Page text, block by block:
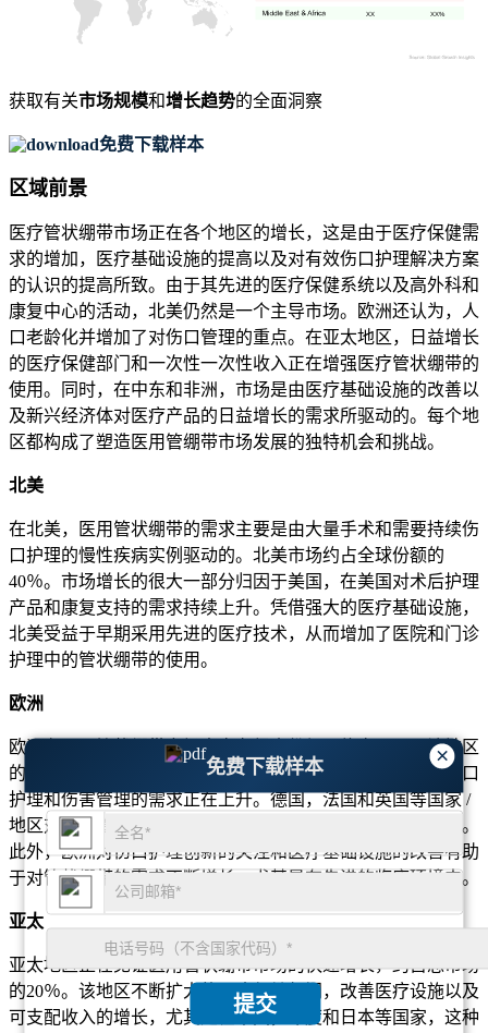
×
免费下载样本
提交
XX%
XX
获取有关市场规模和增长趋势的全面洞察
免费下载样本
区域前景
医疗管状绷带市场正在各个地区的增长，这是由于医疗保健需
求的增加，医疗基础设施的提高以及对有效伤口护理解决方案
的认识的提高所致。由于其先进的医疗保健系统以及高外科和
康复中心的活动，北美仍然是一个主导市场。欧洲还认为，人
口老龄化并增加了对伤口管理的重点。在亚太地区，日益增长
的医疗保健部门和一次性一次性收入正在增强医疗管状绷带的
使用。同时，在中东和非洲，市场是由医疗基础设施的改善以
及新兴经济体对医疗产品的日益增长的需求所驱动的。每个地
区都构成了塑造医用管绷带市场发展的独特机会和挑战。
北美
在北美，医用管状绷带的需求主要是由大量手术和需要持续伤
口护理的慢性疾病实例驱动的。北美市场约占全球份额的
40％。市场增长的很大一部分归因于美国，在美国对术后护理
产品和康复支持的需求持续上升。凭借强大的医疗基础设施，
北美受益于早期采用先进的医疗技术，从而增加了医院和门诊
护理中的管状绷带的使用。
欧洲
欧洲在医用管状绷带市场中占有很大份额，约占30％。该地区
的增长是由人口老龄化的驱动，在这种情况下，对有效的伤口
护理和伤害管理的需求正在上升。德国，法国和英国等国家 /
地区对医疗管绷带的使用率很高，尤其是在医院和康复中心。
此外，欧洲对伤口护理创新的关注和医疗基础设施的改善有助
于对管状绷带的需求不断增长，尤其是在先进的临床环境中。
亚太
亚太地区正在见证医用管状绷带市场的快速增长，约占总市场
的20％。该地区不断扩大的医疗保健部门，改善医疗设施以及
可支配收入的增长，尤其是在中国，印度和日本等国家，这种